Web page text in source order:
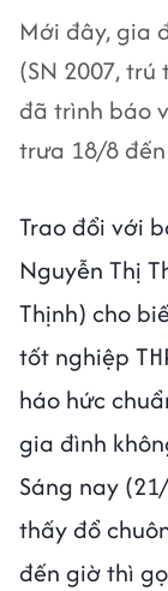
Mới đây, gia
(SN 2007,
đã trình báo
trưa 18/8
Trao đổi với
Nguyễn Thị
Thịnh) cho
tốt nghiệp
háo hức
gia đình
Sáng nay
thấy đổ
đến giờ thì